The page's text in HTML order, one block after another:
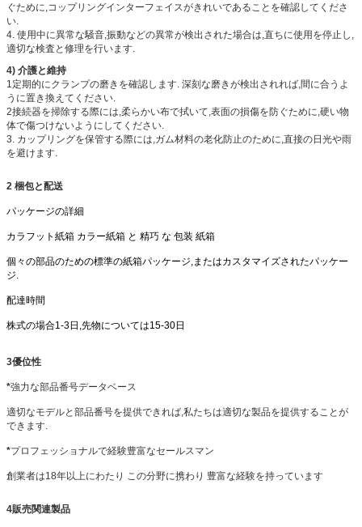
ぐために,コップリングインターフェイスがきれいであることを確認してくださ
い.
4. 使用中に異常な騒音,振動などの異常が検出された場合は,直ちに使用を停止し,
適切な検査と修理を行います.
4) 介護と維持
1定期的にクランプの磨きを確認します. 深刻な磨きが検出されれば,間に合うよ
うに置き換えてください.
2接続器を掃除する際には,柔らかい布で拭いて,表面の損傷を防ぐために,硬い物
体で傷つけないようにしてください.
3. カップリングを保管する際には,ガム材料の老化防止のために,直接の日光や雨
を避けます.
2 梱包と配送
パッケージの詳細
カラフット紙箱 カラー紙箱 と 精巧 な 包装 紙箱
個々の部品のための標準の紙箱パッケージ,またはカスタマイズされたパッケー
ジ.
配達時間
株式の場合1-3日,先物については15-30日
3優位性
*強力な部品番号データベース
適切なモデルと部品番号を提供できれば,私たちは適切な製品を提供することが
できます.
*プロフェッショナルで経験豊富なセールスマン
創業者は18年以上にわたり この分野に携わり 豊富な経験を持っています
4販売関連製品